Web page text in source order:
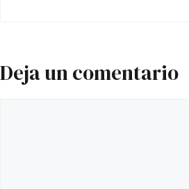
Deja un comentario